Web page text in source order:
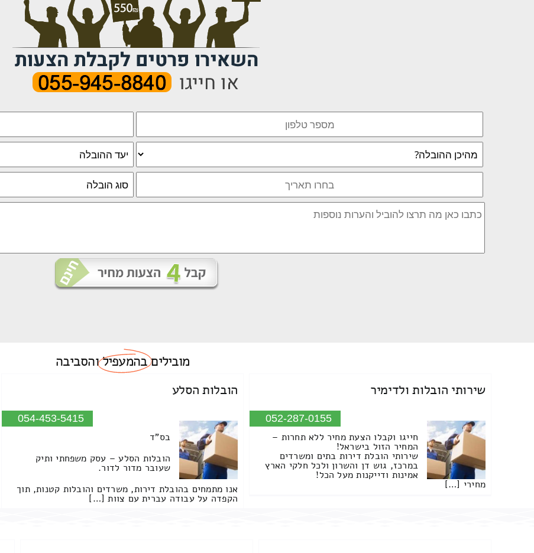
מוביליםבהמעפילוהסביבה
שירותי הובלות ולדימיר
052-287-0155
חייגו וקבלו הצעת מחיר ללא תחרות –
המחיר הזול בישראל!
שירותי הובלת דירות בתים ומשרדים
במרכז, גוש דן והשרון ולכל חלקי הארץ
אמינות ודייקנות מעל הכל!
מחירי […]
הובלות הסלע
054-453-5415
בס"ד
הובלות הסלע – עסק משפחתי ותיק
שעובר מדור לדור.
אנו מתמחים בהובלת דירות, משרדים והובלות קטנות, תוך
הקפדה על עבודה עברית עם צוות […]